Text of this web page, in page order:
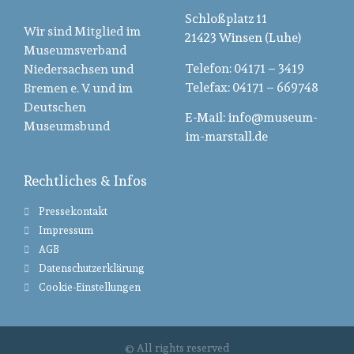
Wir sind Mitglied im
Museumsverband
Niedersachsen und
Bremen e. V. und im
Deutschen
Museumsbund
Schloßplatz 11
21423 Winsen (Luhe)
Telefon: 04171 – 3419
Telefax: 04171 – 669748
E-Mail: info@museum-
im-marstall.de
Rechtliches & Infos
Pressekontakt
Impressum
AGB
Datenschutzerklärung
Cookie-Einstellungen
© All rights reserved